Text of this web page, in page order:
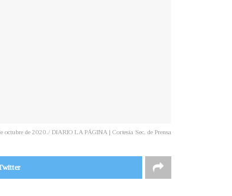
de 2020./ DIARIO LA PÁGINA | Cortesía Sec. de Prensa